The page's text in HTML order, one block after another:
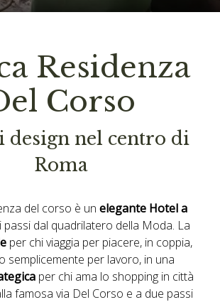
Residenza
Corso
design nel centro di
Roma
del corso è un elegante Hotel a
passi dal quadrilatero della Moda. La
per chi viaggia per piacere, in coppia,
semplicemente per lavoro, in una
per chi ama lo shopping in città
famosa via Del Corso e a due passi